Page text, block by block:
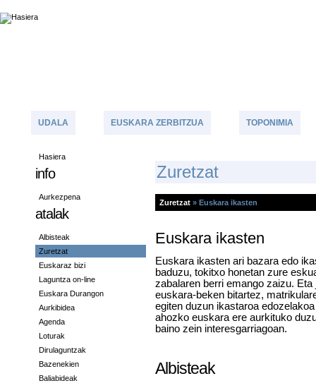
UDALA EUSKARA ZERBITZUA TOPONIMIA
Hasiera
info
Aurkezpena
atalak
Albisteak
Zuretzat
Euskaraz bizi
Laguntza on-line
Euskara Durangon
Aurkibidea
Agenda
Loturak
Dirulaguntzak
Bazenekien
Baliabideak
ZUretzat
Zuretzat » Euskara ikasten
Euskara ikasten
Euskara ikasten ari bazara edo
baduzu, tokitxo honetan zure
zabalaren berri emango zaizu.
euskara-beken bitartez,
egiten duzun ikastaroa
ahozko euskara ere aurkituko
baino zein interesgarriagoan.
Albisteak